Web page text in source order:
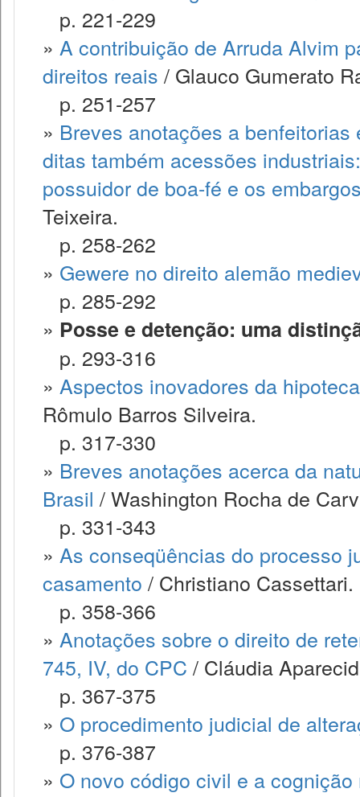
p. 221-229
» A contribuição de Arruda Alvim
direitos reais / Glauco Gumerato
p. 251-257
» Breves anotações a
ditas também acessões
possuidor de boa-fé e os
Teixeira.
p. 258-262
» Gewere no direito alemão
p. 285-292
» Posse e detenção: uma
p. 293-316
» Aspectos inovadores da
Rômulo Barros Silveira.
p. 317-330
» Breves anotações acerca da
Brasil / Washington Rocha de
p. 331-343
» As conseqüências do processo
casamento / Christiano Cassettari.
p. 358-366
» Anotações sobre o direito de
745, IV, do CPC / Cláudia
p. 367-375
» O procedimento judicial de
p. 376-387
» O novo código civil e a